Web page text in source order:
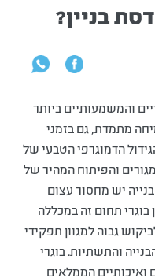
בניין?
והמשמעותיים ביותר
מתמדת, גם בזמני
הדמוגרפי הטבעי של
והפיתוח המהיר של
יש מחסור עצום
בוגרי תחום זה במכללה
גבוה למגוון תפקידי
והתשתיות. בוגרי
ואיכותיים הממלאים